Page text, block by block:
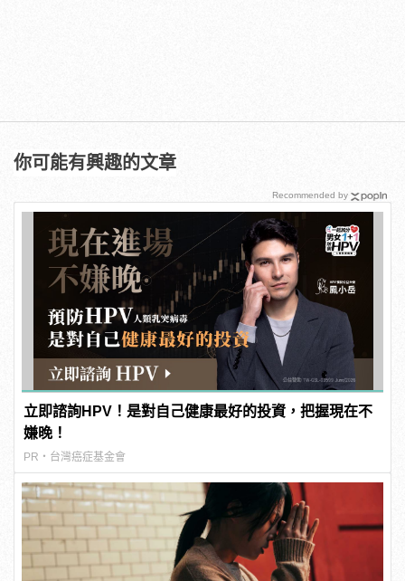
你可能有興趣的文章
立即諮詢HPV！是對自己健康最好的投資，把握現在不
嫌晚！
PR・台灣癌症基金會
Recommended by